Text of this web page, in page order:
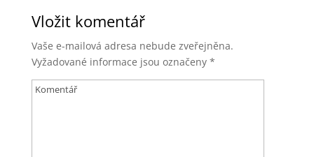
Vložit komentář
Vaše e-mailová adresa nebude zveřejněna.
Vyžadované informace jsou označeny *